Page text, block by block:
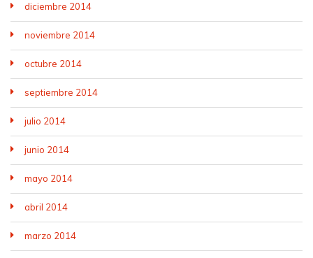
diciembre 2014
noviembre 2014
octubre 2014
septiembre 2014
julio 2014
junio 2014
mayo 2014
abril 2014
marzo 2014